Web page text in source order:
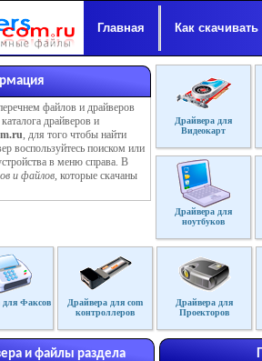
Главная Как скачивать
файлов и драйверов
драйверов и
, для того чтобы найти
воспользуйтесь поиском или
в меню справа. В
и файлов, которые скачаны
Драйвера для
Видеокарт
Драйвера для
ноутбуков
для Факсов
Драйвера для com
контроллеров
Драйвера для
Проекторов
и файлы раздела